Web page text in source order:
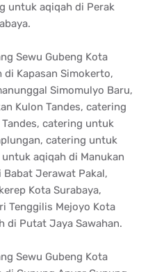
untuk aqiqah di Perak
Sewu Gubeng Kota
Kapasan Simokerto,
Simomulyo Baru,
Kulon Tandes, catering
catering untuk
catering untuk
aqiqah di Manukan
Jerawat Pakal,
Kota Surabaya,
Tenggilis Mejoyo Kota
di Putat Jaya Sawahan.
Sewu Gubeng Kota